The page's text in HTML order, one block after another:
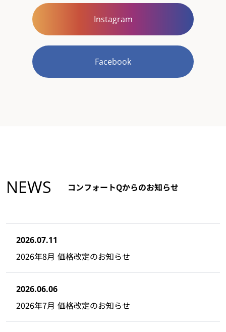
Instagram
Facebook
NEWS コンフォートQからのお知らせ
2026.07.11
2026年8月 価格改定のお知らせ
2026.06.06
2026年7月 価格改定のお知らせ